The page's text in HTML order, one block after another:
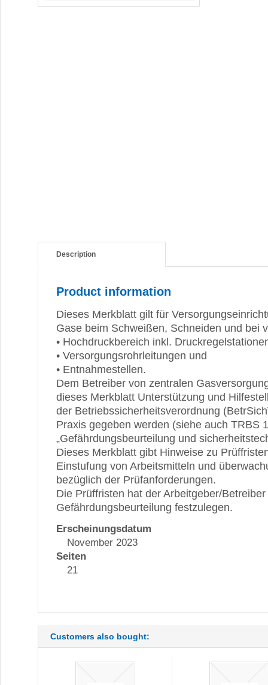
Description
Product information
Dieses Merkblatt gilt für
Gase beim Schweißen, Schneiden und bei
• Hochdruckbereich inkl.
• Versorgungsrohrleitungen und
• Entnahmestellen.
Dem Betreiber von zentralen
dieses Merkblatt Unterstützung und
der Betriebssicherheitsverordnung
Praxis gegeben werden (siehe auch TRBS
„Gefährdungsbeurteilung und
Dieses Merkblatt gibt Hinweise zu
Einstufung von Arbeitsmitteln und
bezüglich der Prüfanforderungen.
Die Prüffristen hat der Arbeitgeber/
Gefährdungsbeurteilung festzulegen.
Erscheinungsdatum
November 2023
Seiten
21
Customers also bought: